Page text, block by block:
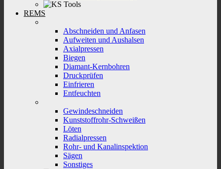
REMS
Abschneiden und Anfasen
Aufweiten und Aushalsen
Axialpressen
Biegen
Diamant-Kernbohren
Druckprüfen
Einfrieren
Entfeuchten
Gewindeschneiden
Kunststoffrohr-Schweißen
Löten
Radialpressen
Rohr- und Kanalinspektion
Sägen
Sonstiges